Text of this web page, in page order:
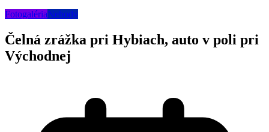
FotogalériaNehody
Čelná zrážka pri Hybiach, auto v poli pri
Východnej